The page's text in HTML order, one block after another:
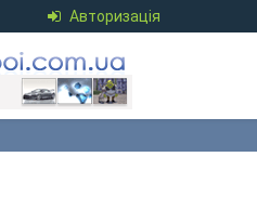
Авторизація